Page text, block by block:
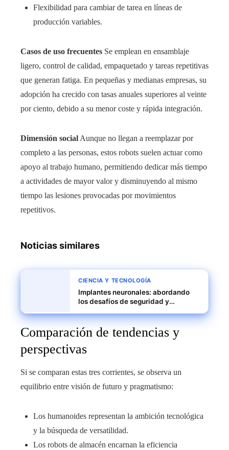
Flexibilidad para cambiar de tarea en líneas de
producción variables.
Casos de uso frecuentes Se emplean en ensamblaje
ligero, control de calidad, empaquetado y tareas repetitivas
que generan fatiga. En pequeñas y medianas empresas, su
adopción ha crecido con tasas anuales superiores al veinte
por ciento, debido a su menor coste y rápida integración.
Dimensión social Aunque no llegan a reemplazar por
completo a las personas, estos robots suelen actuar como
apoyo al trabajo humano, permitiendo dedicar más tiempo
a actividades de mayor valor y disminuyendo al mismo
tiempo las lesiones provocadas por movimientos
repetitivos.
Noticias similares
CIENCIA Y TECNOLOGÍA
Implantes neuronales: abordando
los desafíos de seguridad y
Comparación de tendencias y
perspectivas
Si se comparan estas tres corrientes, se observa un
equilibrio entre visión de futuro y pragmatismo:
Los humanoides representan la ambición tecnológica
y la búsqueda de versatilidad.
Los robots de almacén encarnan la eficiencia